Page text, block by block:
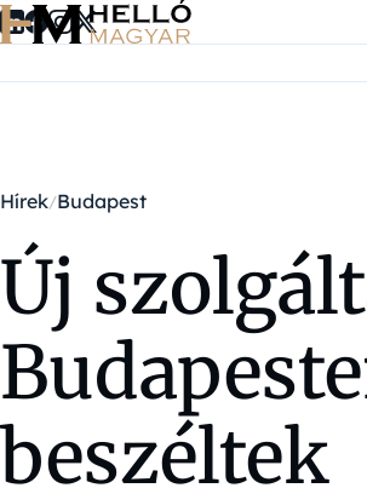
Ugrás a tartalomra
Hírek Budapest
Új
beszéltek